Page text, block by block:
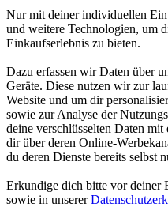
Nur mit deiner individuellen
und weitere Technologien, um
Einkaufserlebnis zu bieten.
Dazu erfassen wir Daten über
Geräte. Diese nutzen wir zur
Website und um dir
sowie zur Analyse der
deine verschlüsselten Daten
dir über deren Online-
du deren Dienste bereits selbst
Erkundige dich bitte vor deiner
sowie in unserer